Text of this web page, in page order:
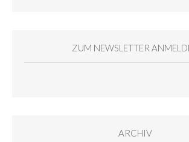
ZUM NEWSLETTER
ARCHIV